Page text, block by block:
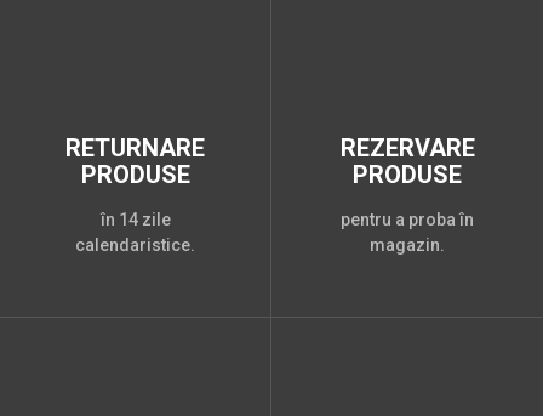
RETURNARE
PRODUSE
în 14 zile
calendaristice.
REZERVARE
PRODUSE
pentru a proba în
magazin.